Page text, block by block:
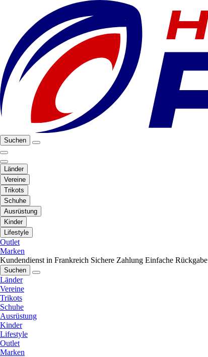
Suchen
Länder
Vereine
Trikots
Schuhe
Ausrüstung
Kinder
Lifestyle
Outlet
Marken
Kundendienst in Frankreich Sichere Zahlung Einfache Rückgabe
Suchen
Länder
Vereine
Trikots
Schuhe
Ausrüstung
Kinder
Lifestyle
Outlet
Marken